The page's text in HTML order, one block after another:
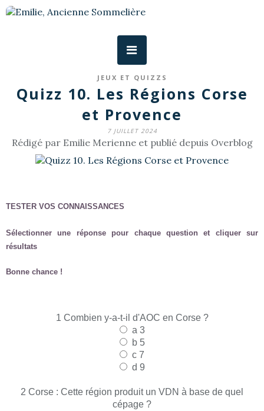
JEUX ET QUIZZS
Quizz 10. Les Régions Corse
et Provence
7 JUILLET 2024
Rédigé par Emilie Merienne et publié depuis Overblog
TESTER VOS CONNAISSANCES
Sélectionner une réponse pour chaque question et cliquer sur
résultats
Bonne chance !
1 Combien y-a-t-il d'AOC en Corse ?
a 3
b 5
c 7
d 9
2 Corse : Cette région produit un VDN à base de quel
cépage ?